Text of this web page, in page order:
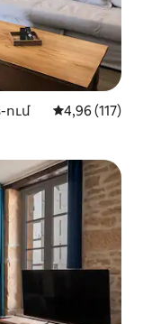
ում Միջին
4,96 (117)